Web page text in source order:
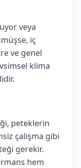
veya
iç
ve genel
klima
peteklerin
çalışma gibi
gerekir.
hem